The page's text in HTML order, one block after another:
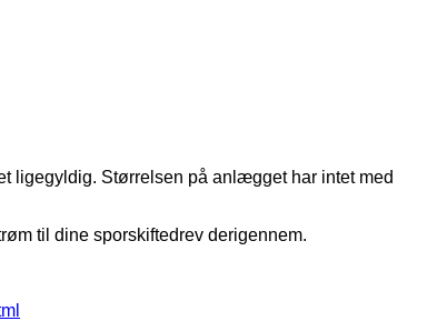
ligegyldig. Størrelsen på anlægget har intet med
til dine sporskiftedrev derigennem.